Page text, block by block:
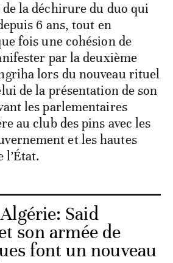
de la déchirure du duo qui
6 ans, tout en
fois une cohésion de
par la deuxième
lors du nouveau rituel
de la présentation de son
les parlementaires
au club des pins avec les
et les hautes
l’État.
Algérie: Said
son armée de
font un nouveau